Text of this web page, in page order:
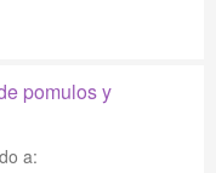
pomulos y
a: